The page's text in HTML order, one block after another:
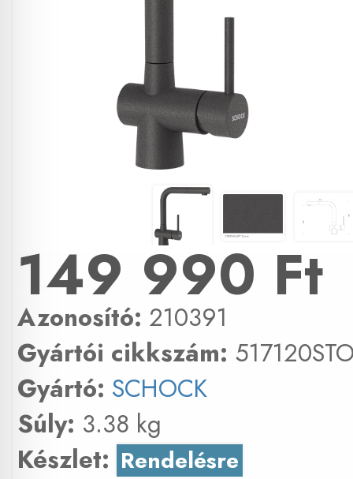
149 990 Ft
Azonosító: 210391
Gyártói cikkszám:
Gyártó: SCHOCK
Súly: 3.38 kg
Készlet: Rendelésre